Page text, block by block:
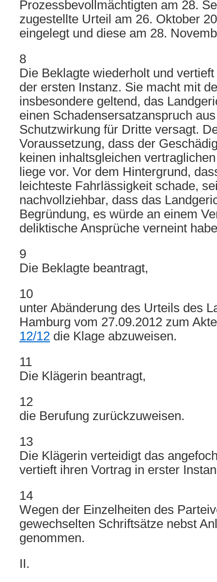
Prozessbevollmächtigten am 28.
zugestellte Urteil am 26. Oktober
eingelegt und diese am 28.
8
Die Beklagte wiederholt und
der ersten Instanz. Sie macht mit
insbesondere geltend, das
einen Schadensersatzanspruch
Schutzwirkung für Dritte versagt.
Voraussetzung, dass der
keinen inhaltsgleichen
liege vor. Vor dem Hintergrund,
leichteste Fahrlässigkeit schade,
nachvollziehbar, dass das
Begründung, es würde an einem
deliktische Ansprüche verneint
9
Die Beklagte beantragt,
10
unter Abänderung des Urteils des
Hamburg vom 27.09.2012 zum
12/12 die Klage abzuweisen.
11
Die Klägerin beantragt,
12
die Berufung zurückzuweisen.
13
Die Klägerin verteidigt das
vertieft ihren Vortrag in erster
14
Wegen der Einzelheiten des
gewechselten Schriftsätze nebst
genommen.
II.